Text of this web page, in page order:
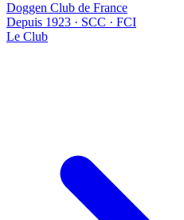
Doggen Club de France
Depuis 1923 · SCC · FCI
Le Club